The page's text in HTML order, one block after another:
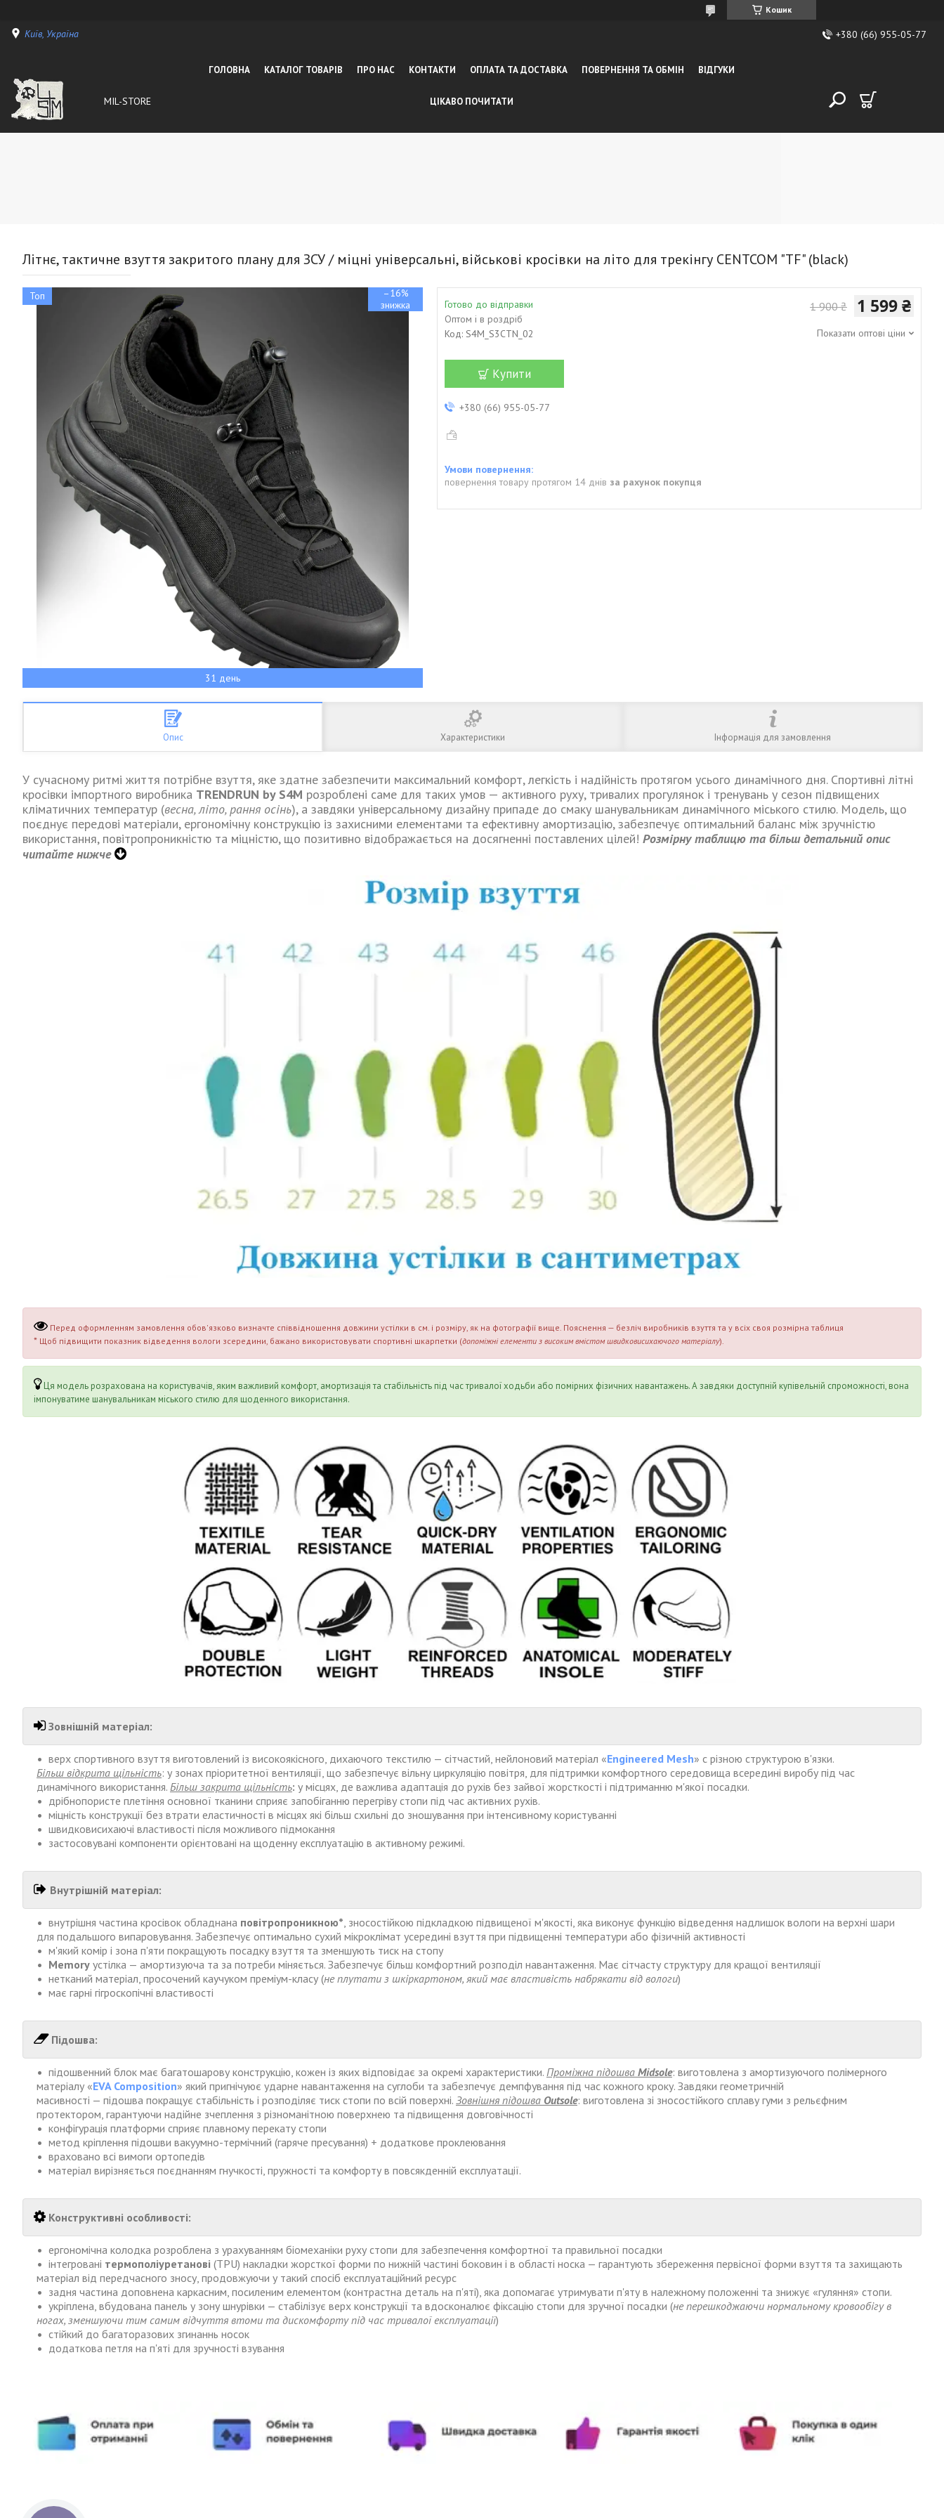
Кошик
Київ, Україна +380 (66) 955-05-77
MIL-STORE
ГОЛОВНА КАТАЛОГ ТОВАРІВ ПРО НАС КОНТАКТИ ОПЛАТА ТА ДОСТАВКА ПОВЕРНЕННЯ ТА ОБМІН ВІДГУКИ
ЦІКАВО ПОЧИТАТИ
Літнє, тактичне взуття закритого плану для ЗСУ / міцні універсальні, військові кросівки на літо для трекінгу CENTCOM "TF" (black)
Топ –16%
31 день
Готово до відправки
Оптом і в роздріб
Код: S4M_S3CTN_02
1 900 ₴ 1 599 ₴
Показати оптові ціни
Купити
+380 (66) 955-05-77
повернення товару протягом 14 днів за рахунок покупця
Опис Характеристики Інформація для замовлення
У сучасному ритмі життя потрібне взуття, яке здатне забезпечити максимальний комфорт, легкість і надійність протягом усього динамічного дня. Спортивні літні
кросівки імпортного виробника TRENDRUN by S4M розроблені саме для таких умов — активного руху, тривалих прогулянок і тренувань у сезон підвищених
кліматичних температур (весна, літо, рання осінь), а завдяки універсальному дизайну припаде до смаку шанувальникам динамічного міського стилю. Модель, що
поєднує передові матеріали, ергономічну конструкцію із захисними елементами та ефективну амортизацію, забезпечує оптимальний баланс між зручністю
використання, повітропроникністю та міцністю, що позитивно відображається на досягненні поставлених цілей! Розмірну таблицю та більшдетальний опис
читайте нижче
Перед оформленням замовлення обов'язково визначте співвідношення довжини устілки в см. і розміру, як на фотографії вище. Пояснення — безліч виробників взуття та у всіх своя розмірна таблиця
* Щоб підвищити показник відведення вологи зсередини, бажано використовувати спортивні шкарпетки (допоміжні елементи з високим вмістом швидковисихаючого матеріалу).
Ця модель розрахована на користувачів, яким важливий комфорт, амортизація та стабільність під час тривалої ходьби або помірних фізичних навантажень. А завдяки доступній купівельній спроможності, вона
імпонуватиме шанувальникам міського стилю для щоденного використання.
Зовнішній матеріал:
верх спортивного взуття виготовлений із високоякісного, дихаючого текстилю — сітчастий, нейлоновий матеріал «Engineered Mesh» c різною структурою в'язки.
Більш відкрита щільність: у зонах пріоритетної вентиляції, що забезпечує вільну циркуляцію повітря, для підтримки комфортного середовища всередині виробу під час
динамічного використання. Більш закрита щільність: у місцях, де важлива адаптація до рухів без зайвої жорсткості і підтриманню м'якої посадки.
дрібнопористе плетіння основної тканини сприяє запобіганню перегріву стопи під час активних рухів.
міцність конструкції без втрати еластичності в місцях які більш схильні до зношування при інтенсивному користуванні
швидковисихаючі властивості після можливого підмокання
застосовувані компоненти орієнтовані на щоденну експлуатацію в активному режимі.
Внутрішній матеріал:
внутрішня частина кросівок обладнана повітропроникною*, зносостійкою підкладкою підвищеної м'якості, яка виконує функцію відведення надлишок вологи на верхні шари
для подальшого випаровування. Забезпечує оптимально сухий мікроклімат усередині взуття при підвищенні температури або фізичній активності
м'який комір і зона п'яти покращують посадку взуття та зменшують тиск на стопу
Memory устілка — амортизуюча та за потреби міняється. Забезпечує більш комфортний розподіл навантаження. Має сітчасту структуру для кращої вентиляції
нетканий матеріал, просочений каучуком преміум-класу (не плутати з шкіркартоном, який має властивість набрякати від вологи)
має гарні гігроскопічні властивості
Підошва:
підошвенний блок має багатошарову конструкцію, кожен із яких відповідає за окремі характеристики. Проміжна підошва Midsole: виготовлена з амортизуючого полімерного
матеріалу «EVA Composition» який пригнічуює ударне навантаження на суглоби та забезпечує демпфування під час кожного кроку. Завдяки геометричній
масивності — підошва покращує стабільність і розподіляє тиск стопи по всій поверхні. Зовнішня підошва Outsole: виготовлена зі зносостійкого сплаву гуми з рельєфним
протектором, гарантуючи надійне зчеплення з різноманітною поверхнею та підвищення довговічності
конфігурація платформи сприяє плавному перекату стопи
метод кріплення підошви вакуумно-термічний (гаряче пресування) + додаткове проклеювання
враховано всі вимоги ортопедів
матеріал вирізняється поєднанням гнучкості, пружності та комфорту в повсякденній експлуатації.
Конструктивні особливості:
ергономічна колодка розроблена з урахуванням біомеханіки руху стопи для забезпечення комфортної та правильної посадки
інтегровані термополіуретанові (TPU) накладки жорсткої форми по нижній частині боковин і в області носка — гарантують збереження первісної форми взуття та захищають
матеріал від передчасного зносу, продовжуючи у такий спосіб експлуатаційний ресурс
задня частина доповнена каркасним, посиленим елементом (контрастна деталь на п'яті), яка допомагає утримувати п'яту в належному положенні та знижує «гуляння» стопи.
укріплена, вбудована панель у зону шнурівки — стабілізує верх конструкції та вдосконалює фіксацію стопи для зручної посадки (не перешкоджаючи нормальному кровообігу в
ногах, зменшуючи тим самим відчуття втоми та дискомфорту під час тривалої експлуатації)
стійкий до багаторазових згинаннь носок
додаткова петля на п'яті для зручності взування